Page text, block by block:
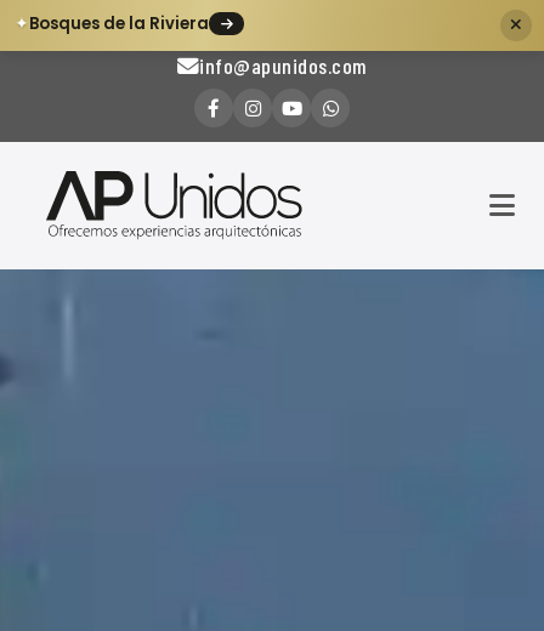
+573144285612
info@apunidos.com
✦Bosques de la Riviera